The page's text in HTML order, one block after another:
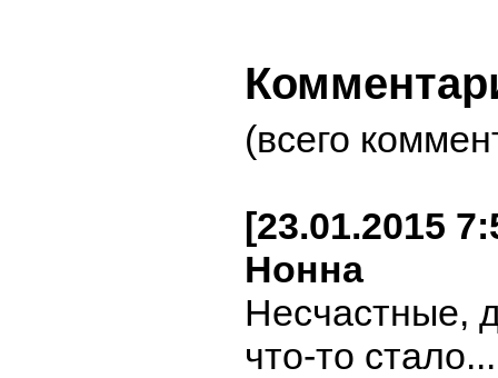
(всего
[23.01.2015
Нонна
Несчастные,
что-то стало...